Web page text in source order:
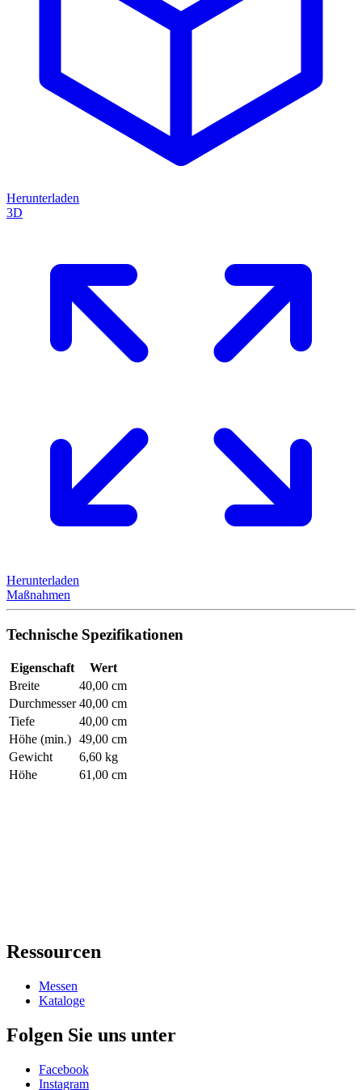
Herunterladen
3D
Herunterladen
Maßnahmen
Technische Spezifikationen
Eigenschaft
Wert
Breite
40,00 cm
Durchmesser 40,00 cm
Tiefe
40,00 cm
Höhe (min.) 49,00 cm
Gewicht
6,60 kg
Höhe
61,00 cm
Ressourcen
Messen
Kataloge
Folgen Sie uns unter
Facebook
Instagram